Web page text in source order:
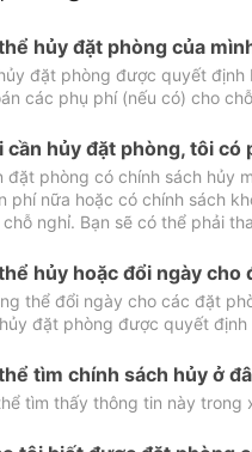
hủy đặt phòng của
đặt phòng được quyết
các phụ phí (nếu có) cho
cần hủy đặt phòng, tôi có
đặt phòng có chính sách hủy
phí nữa hoặc có chính sách
nghỉ. Bạn sẽ có thể phải
hủy hoặc đổi ngày
thể đổi ngày cho các đặt
đặt phòng được quyết
tìm chính sách hủy ở
tìm thấy thông tin này trong